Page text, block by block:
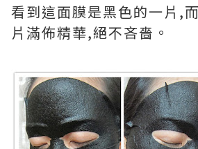
看到這面膜是黑色的一片,
片滿佈精華,絕不吝嗇。